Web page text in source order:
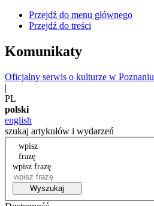
Przejdź do menu głównego
Przejdź do treści
Komunikaty
Oficjalny serwis o kulturze w Poznaniu
|
PL
polski
english
szukaj artykułów i wydarzeń
wpisz
frazę
wpisz frazę
Wyszukaj